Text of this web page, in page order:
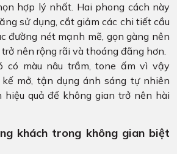
hợp lý nhất. Hai phong cách này
sử dụng, cắt giảm các chi tiết cầu
đường nét mạnh mẽ, gọn gàng nên
nên rộng rãi và thoáng đãng hơn.
có màu nâu trầm, tone ấm vì vậy
mở, tận dụng ánh sáng tự nhiên
hiệu quả để không gian trở nên hài
khách trong không gian biệt